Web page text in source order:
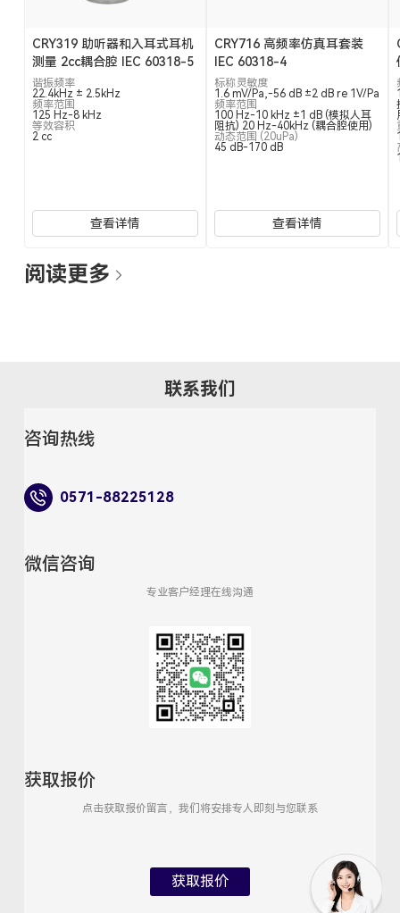
CRY319 助听器和入耳式耳机
测量 2cc耦合腔 IEC 60318-5
谐振频率
22.4kHz ± 2.5kHz
频率范围
125 Hz-8 kHz
等效容积
2 cc
查看详情
CRY716 高频率仿真耳套装
IEC 60318-4
标称灵敏度
1.6 mV/Pa,-56 dB ±2 dB re 1V/Pa
频率范围
100 Hz-10 kHz ±1 dB (模拟人耳
阻抗) 20 Hz-40kHz (耦合腔使用)
动态范围 (20uPa)
45 dB-170 dB
查看详情
阅读更多
联系我们
咨询热线
0571-88225128
微信咨询
专业客户经理在线沟通
获取报价
点击获取报价留言，我们将安排专人即刻与您联系
获取报价